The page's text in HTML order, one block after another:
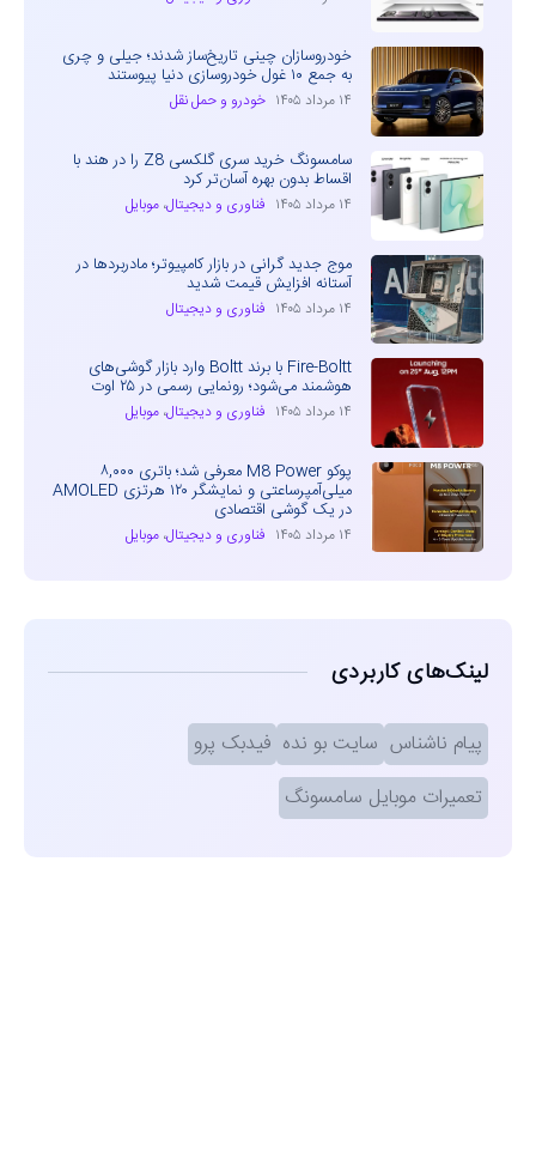
خودروسازان چینی تاریخ‌ساز شدند؛ جیلی و چری
به جمع ۱۰ غول خودروسازی دنیا پیوستند
۱۴ مرداد ۱۴۰۵ خودرو و حمل نقل
سامسونگ خرید سری گلکسی Z8 را در هند با
اقساط بدون بهره آسان‌تر کرد
۱۴ مرداد ۱۴۰۵ فناوری و دیجیتال، موبایل
موج جدید گرانی در بازار کامپیوتر؛ مادربردها در
آستانه افزایش قیمت شدید
۱۴ مرداد ۱۴۰۵ فناوری و دیجیتال
Fire-Boltt با برند Boltt وارد بازار گوشی‌های
هوشمند می‌شود؛ رونمایی رسمی در ۲۵ اوت
۱۴ مرداد ۱۴۰۵ فناوری و دیجیتال، موبایل
پوکو M8 Power معرفی شد؛ باتری ۸,۰۰۰
میلی‌آمپرساعتی و نمایشگر ۱۲۰ هرتزی AMOLED
در یک گوشی اقتصادی
۱۴ مرداد ۱۴۰۵ فناوری و دیجیتال، موبایل
لینک‌های کاربردی
پیام ناشناس سایت بو نده فیدبک پرو
تعمیرات موبایل سامسونگ